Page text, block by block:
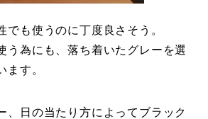
でも使うのに丁度良さそう。
う為にも、落ち着いたグレーを選
ます。
、日の当たり方によってブラック